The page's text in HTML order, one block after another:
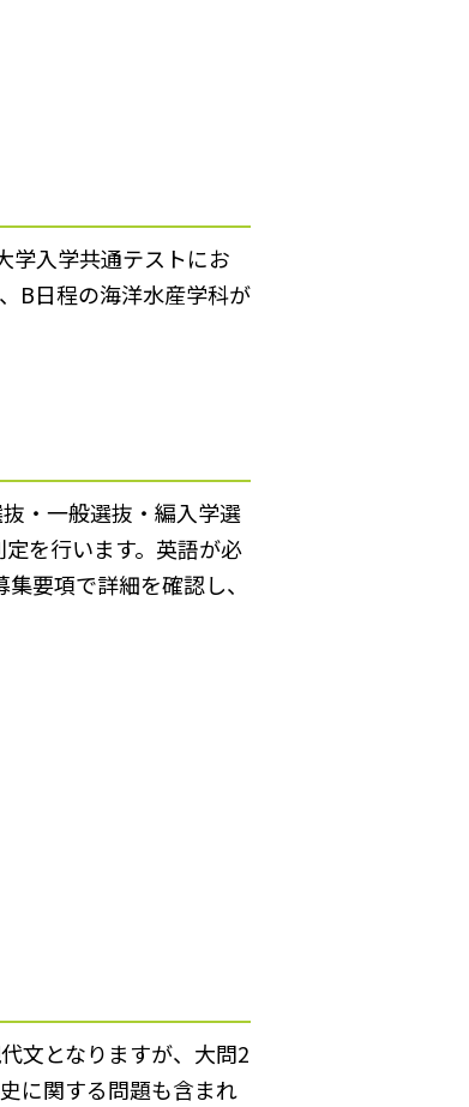
学入学共通テストにお
B日程の海洋水産学科が
・一般選抜・編入学選
を行います。英語が必
要項で詳細を確認し、
文となりますが、大問2
に関する問題も含まれ